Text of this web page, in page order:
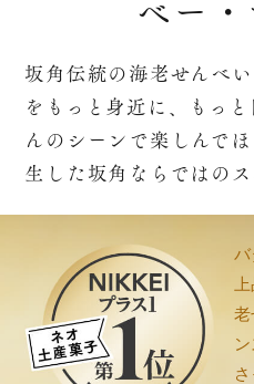
ベー
坂角伝統の海老せんべ
を もっと身近に、もっ
んのシーンで楽しんでほ
生した坂角ならではのス
バ